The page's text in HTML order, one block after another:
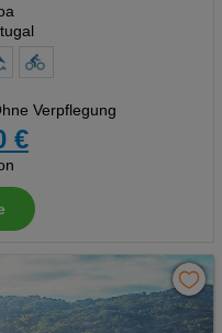
Verpflegung
€